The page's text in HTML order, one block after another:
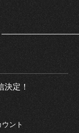
定！
ント